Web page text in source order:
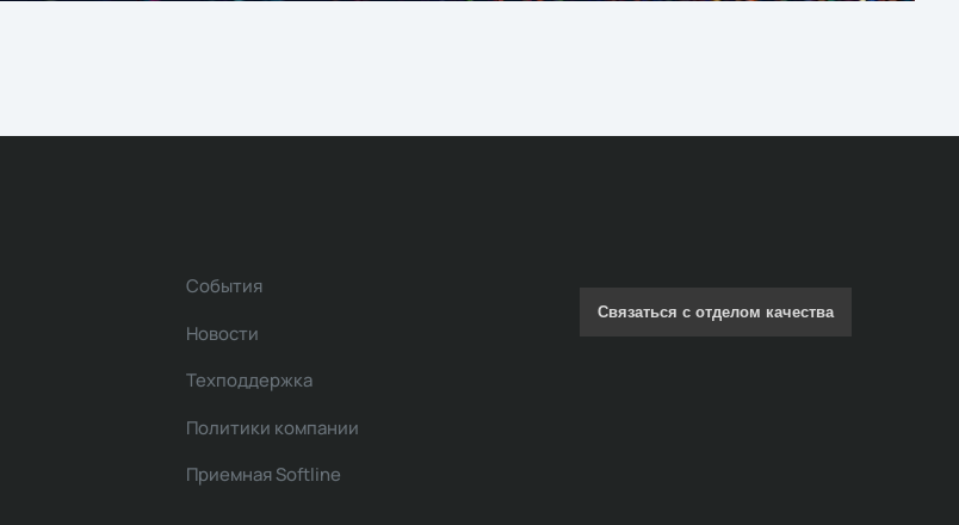
События
Новости
Техподдержка
Политики компании
Приемная Softline
Связаться с отделом качества